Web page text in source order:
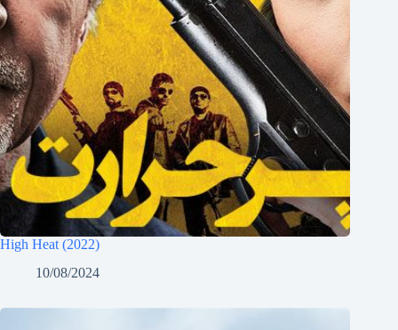
High Heat (2022)
10/08/2024